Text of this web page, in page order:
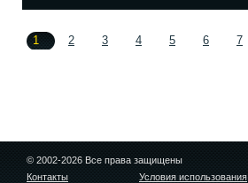
1 2 3 4 5 6 7
© 2002-2026 Все права защищены
Контакты
Условия использования